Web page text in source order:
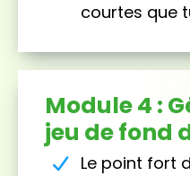
courtes que
Module 4 :
jeu de fond
Le point fort